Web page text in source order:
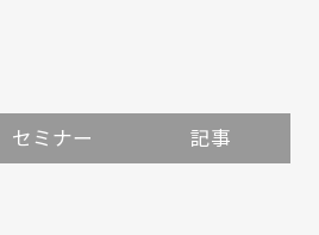
セミナー 記事